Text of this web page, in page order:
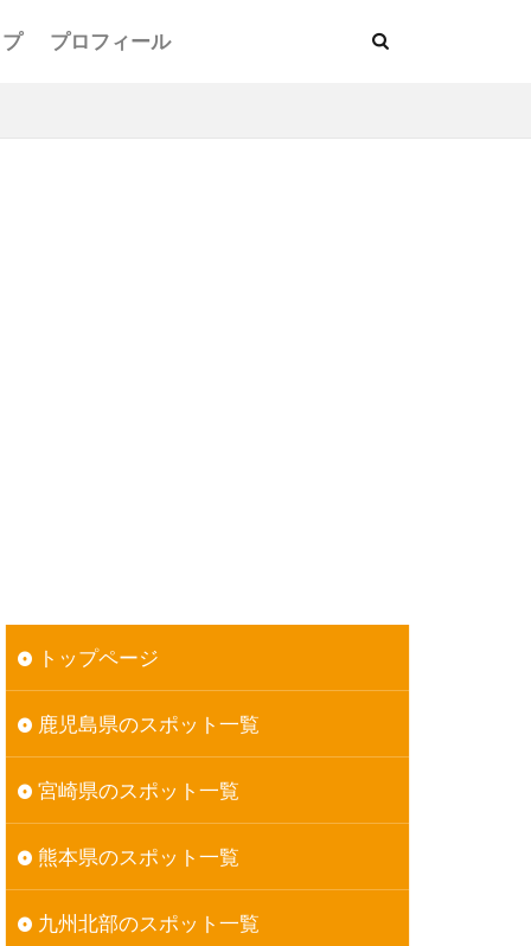
プロフィール
トップページ
鹿児島県のスポット一覧
宮崎県のスポット一覧
熊本県のスポット一覧
九州北部のスポット一覧